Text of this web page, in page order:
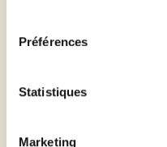
Préférences
Statistiques
Marketing